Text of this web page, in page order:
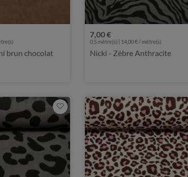
brun chocolat
7,00 €
0,5 mètre(s) | 14,00 € / mètre(s)
Nicki - Zèbre Anthracite